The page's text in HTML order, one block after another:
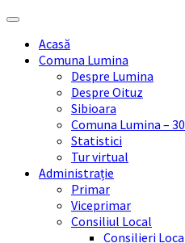
Skip
content
Skip
sidebar
Skip
right
sidebar
Skip
footerAcasă
Comuna Lumina
Despre Lumina
Despre Oituz
Sibioara
Comuna Lumina –
Statistici
Tur virtual
Administrație
Primar
Viceprimar
Consiliul Local
Consilieri